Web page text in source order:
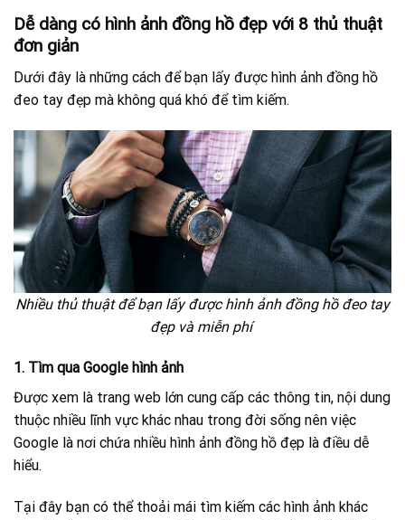
Dễ dàng có hình ảnh đồng hồ đẹp với 8 thủ thuật
đơn giản
Dưới đây là những cách để bạn lấy được hình ảnh đồng hồ
đeo tay đẹp mà không quá khó để tìm kiếm.
Nhiều thủ thuật để bạn lấy được hình ảnh đồng hồ đeo tay
đẹp và miễn phí
1. Tìm qua Google hình ảnh
Được xem là trang web lớn cung cấp các thông tin, nội dung
thuộc nhiều lĩnh vực khác nhau trong đời sống nên việc
Google là nơi chứa nhiều hình ảnh đồng hồ đẹp là điều dễ
hiểu.
Tại đây bạn có thể thoải mái tìm kiếm các hình ảnh khác